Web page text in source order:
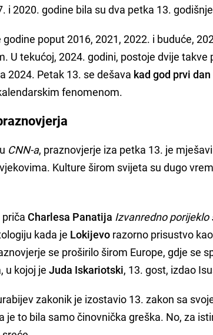
i 2020. godine bila su dva petka 13.
poput 2016, 2021, 2022. i buduće,
U tekućoj, 2024. godini, postoje dvije
2024. Petak 13. se dešava kad god prvi
fenomenom.
CNN-a, praznovjerje iza petka 13. je
Kulture širom svijeta su dugo
pričaCharlesa Panatija Izvanredno
kada je Lokijevo razorno prisustvo
se proširilo širom Europe, gdje se
u kojoj jeJuda Iskariotski, 13. gost, izdao
zakonik je izostavio 13. zakon sa
je to bila samo činovnička greška. No, za